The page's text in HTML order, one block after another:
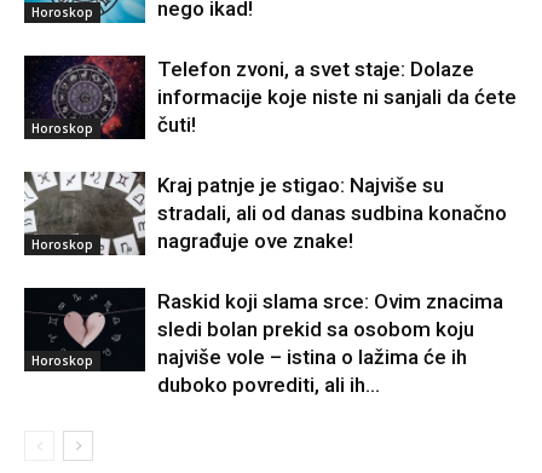
Horoskop
nego ikad!
Horoskop
Telefon zvoni, a svet staje: Dolaze
informacije koje niste ni sanjali da ćete
čuti!
Horoskop
Kraj patnje je stigao: Najviše su
stradali, ali od danas sudbina konačno
nagrađuje ove znake!
Horoskop
Raskid koji slama srce: Ovim znacima
sledi bolan prekid sa osobom koju
najviše vole – istina o lažima će ih
duboko povrediti, ali ih...